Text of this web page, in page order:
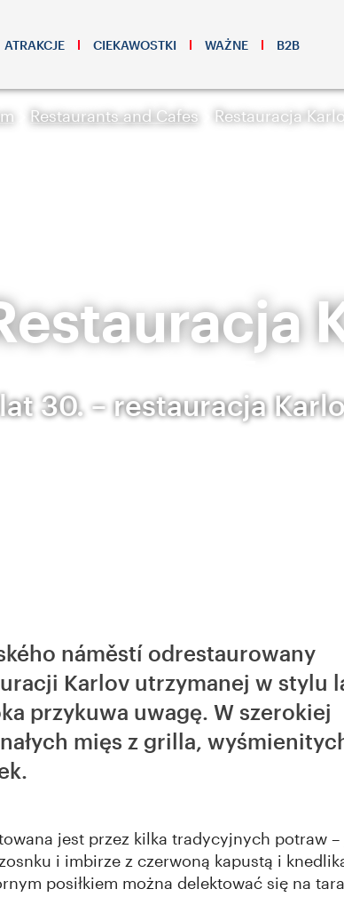
ATRAKCJE CIEKAWOSTKI WAŻNE B2B
Restaurants and Cafes Restauracja
30. – restauracja
náměstí odrestaurowany
Karlov utrzymanej w stylu
przykuwa uwagę. W szerokiej
mięs z grilla,
jest przez kilka tradycyjnych potraw –
i imbirze z czerwoną kapustą i
posiłkiem można delektować się na